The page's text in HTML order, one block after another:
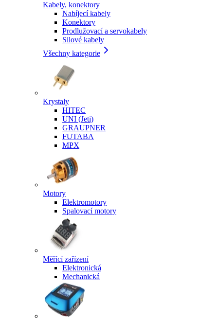
Kabely, konektory
Nabíjecí kabely
Konektory
Prodlužovací a servokabely
Silové kabely
Všechny kategorie
Krystaly
HITEC
UNI (Jeti)
GRAUPNER
FUTABA
MPX
Motory
Elektromotory
Spalovací motory
Měřící zařízení
Elektronická
Mechanická